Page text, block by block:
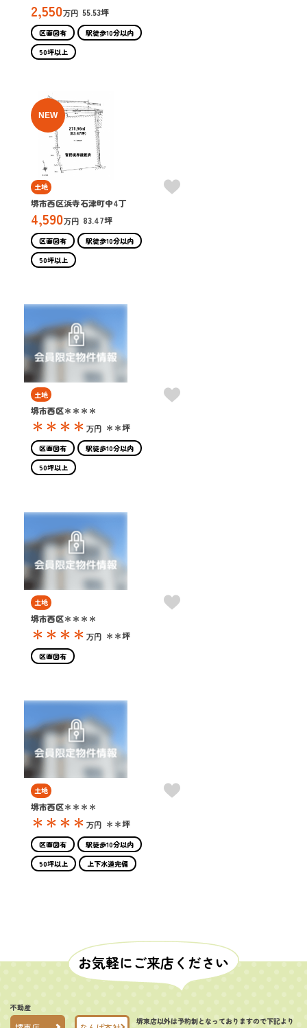
2,550万円 55.53坪
区画図有
駅徒歩10分以内
50坪以上
NEW
土地
堺市西区浜寺石津町中4丁
4,590万円 83.47坪
区画図有
駅徒歩10分以内
50坪以上
土地
堺市西区＊＊＊＊
＊＊＊＊ 万円 ＊＊坪
区画図有
駅徒歩10分以内
50坪以上
土地
堺市西区＊＊＊＊
＊＊＊＊ 万円 ＊＊坪
区画図有
土地
堺市西区＊＊＊＊
＊＊＊＊ 万円 ＊＊坪
区画図有
駅徒歩10分以内
50坪以上
上下水道完備
お気軽にご来店ください
不動産
堺東店以外は予約制となっておりますので下記より